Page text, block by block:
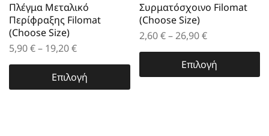
Πλέγμα Μεταλικό
Περίφραξης Filomat
(Choose Size)
5,90€– 19,20€
Επιλογή
Συρματόσχοινο Filomat
(Choose Size)
2,60€ – 26,90€
Επιλογή